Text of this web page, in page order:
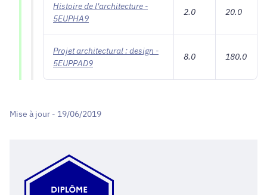
Histoire de l'architecture -
5EUPHA9
2.0 20.0
Projet architectural : design -
5EUPPAD9
8.0 180.0
Mise à jour - 19/06/2019